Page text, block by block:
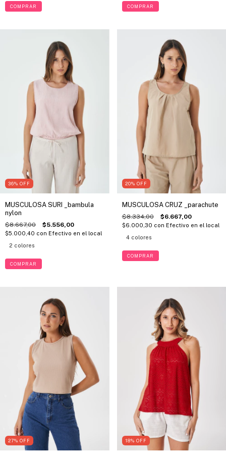
COMPRAR COMPRAR
36% OFF
MUSCULOSA SURI _bambula
nylon
$8.667,00 $5.556,00
$5.000,40 con Efectivo en el local
2 colores
COMPRAR
20% OFF
MUSCULOSA CRUZ _parachute
$8.334,00 $6.667,00
$6.000,30 con Efectivo en el local
4 colores
COMPRAR
27% OFF 18% OFF